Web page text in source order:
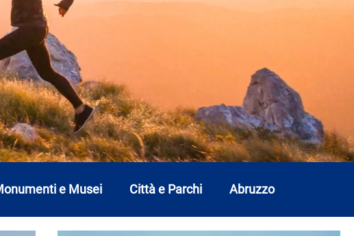
e Musei Città e Parchi Abruzzo